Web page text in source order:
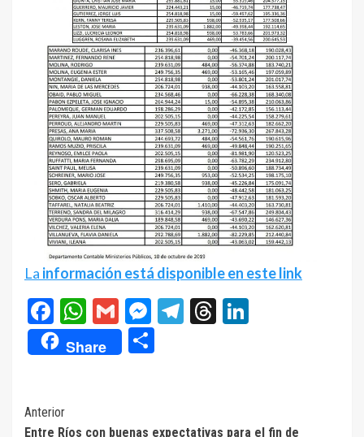
La información está disponible en este link
Facebook
WhatsApp
GmailMessenger
Telegram
Threads
Share
Navegación
Anterior
Entre Ríos con buenas expectativas para el fin de